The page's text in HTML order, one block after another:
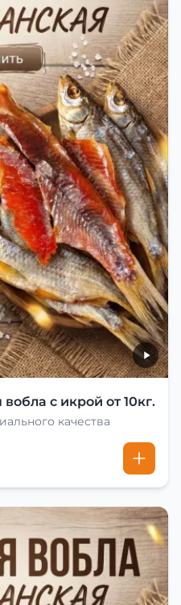
как можно сочетать
технологии. Её
будет очень вкусно.
с икрой от 10кг.
качества